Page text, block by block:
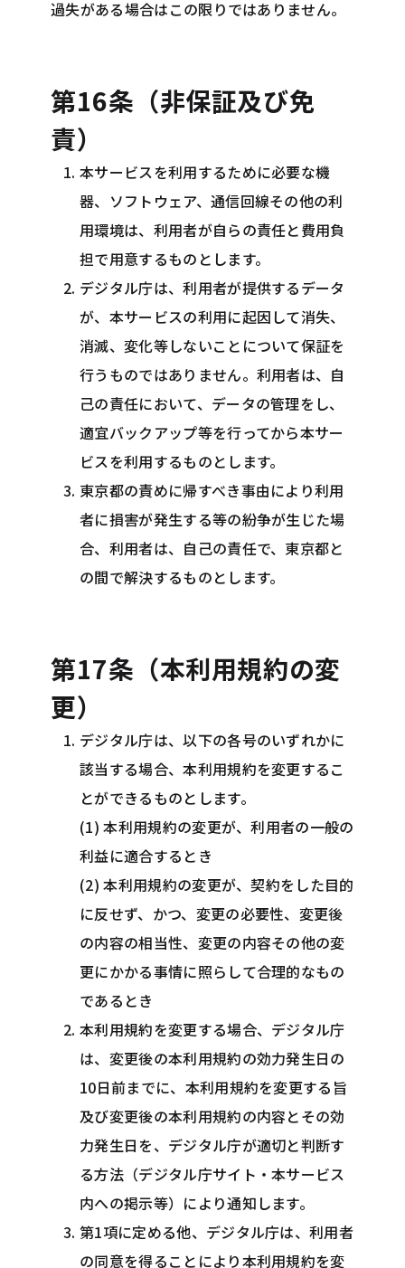
過失がある場合はこの限りではありません。
第16条（非保証及び免
責）
本サービスを利用するために必要な機
器、ソフトウェア、通信回線その他の利
用環境は、利用者が自らの責任と費用負
担で用意するものとします。
デジタル庁は、利用者が提供するデータ
が、本サービスの利用に起因して消失、
消滅、変化等しないことについて保証を
行うものではありません。利用者は、自
己の責任において、データの管理をし、
適宜バックアップ等を行ってから本サー
ビスを利用するものとします。
東京都の責めに帰すべき事由により利用
者に損害が発生する等の紛争が生じた場
合、利用者は、自己の責任で、東京都と
の間で解決するものとします。
第17条（本利用規約の変
更）
デジタル庁は、以下の各号のいずれかに
該当する場合、本利用規約を変更するこ
とができるものとします。
(1) 本利用規約の変更が、利用者の一般の
利益に適合するとき
(2) 本利用規約の変更が、契約をした目的
に反せず、かつ、変更の必要性、変更後
の内容の相当性、変更の内容その他の変
更にかかる事情に照らして合理的なもの
であるとき
本利用規約を変更する場合、デジタル庁
は、変更後の本利用規約の効力発生日の
10日前までに、本利用規約を変更する旨
及び変更後の本利用規約の内容とその効
力発生日を、デジタル庁が適切と判断す
る方法（デジタル庁サイト・本サービス
内への掲示等）により通知します。
第1項に定める他、デジタル庁は、利用者
の同意を得ることにより本利用規約を変